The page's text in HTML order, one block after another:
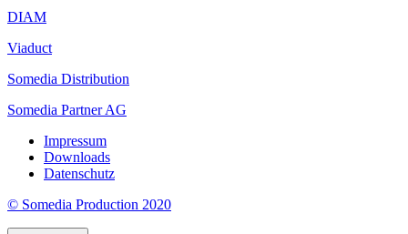
al
casinò
Syndicate,
l'esperienza
dell'utente
è
la
nostra
priorità
ogni
DIAM
Viaduct
Somedia Distribution
Somedia Partner AG
Impressum
Downloads
Datenschutz
© Somedia Production 2020